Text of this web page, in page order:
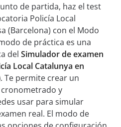
de partida, haz el test
Policía Local
(Barcelona) con el Modo
de práctica es una
del Simulador de examen
Local Catalunya en
. Te permite crear un
y
usar para simular
real. El modo de